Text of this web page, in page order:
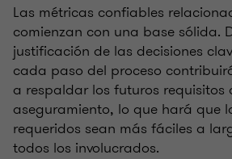
Las métricas confiables
comienzan con una base sólida.
justificación de las decisiones
cada paso del proceso
a respaldar los futuros requisitos
aseguramiento, lo que hará que
requeridos sean más fáciles a
todos los involucrados.